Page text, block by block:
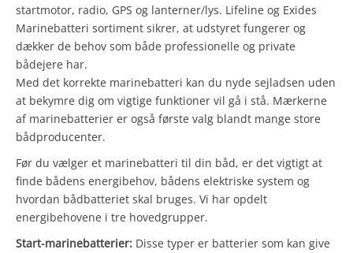
startmotor, radio, GPS og lanterner/lys. Lifeline og Exides
Marinebatteri sortiment sikrer, at udstyret fungerer og
dækker de behov som både professionelle og private
bådejere har.
Med det korrekte marinebatteri kan du nyde sejladsen uden
at bekymre dig om vigtige funktioner vil gå i stå. Mærkerne
af marinebatterier er også første valg blandt mange store
bådproducenter.
Før du vælger et marinebatteri til din båd, er det vigtigt at
finde bådens energibehov, bådens elektriske system og
hvordan bådbatteriet skal bruges. Vi har opdelt
energibehovene i tre hovedgrupper.
Start-marinebatterier: Disse typer er batterier som kan give